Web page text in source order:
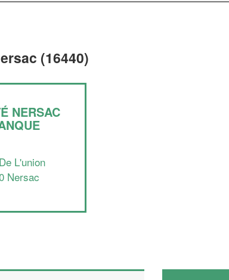
(16440)
NERSAC
L'union
Nersac